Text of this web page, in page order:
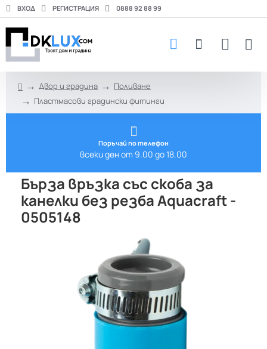
ВХОД РЕГИСТРАЦИЯ 0888 92 88 99
Двор и градина
Поливане
Пластмасови градински фитинги
Поръчай по телефон
всеки ден от 9.00 до 18.00
Бърза връзка със скоба за
кaнелки без резба Aquacraft -
0505148